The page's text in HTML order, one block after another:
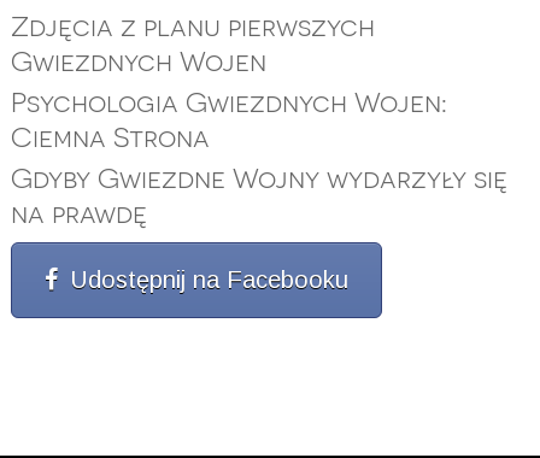
Zdjęcia z planu pierwszych
Gwiezdnych Wojen
Psychologia Gwiezdnych Wojen:
Ciemna Strona
Gdyby Gwiezdne Wojny wydarzyły się
na prawdę
Udostępnij na Facebooku